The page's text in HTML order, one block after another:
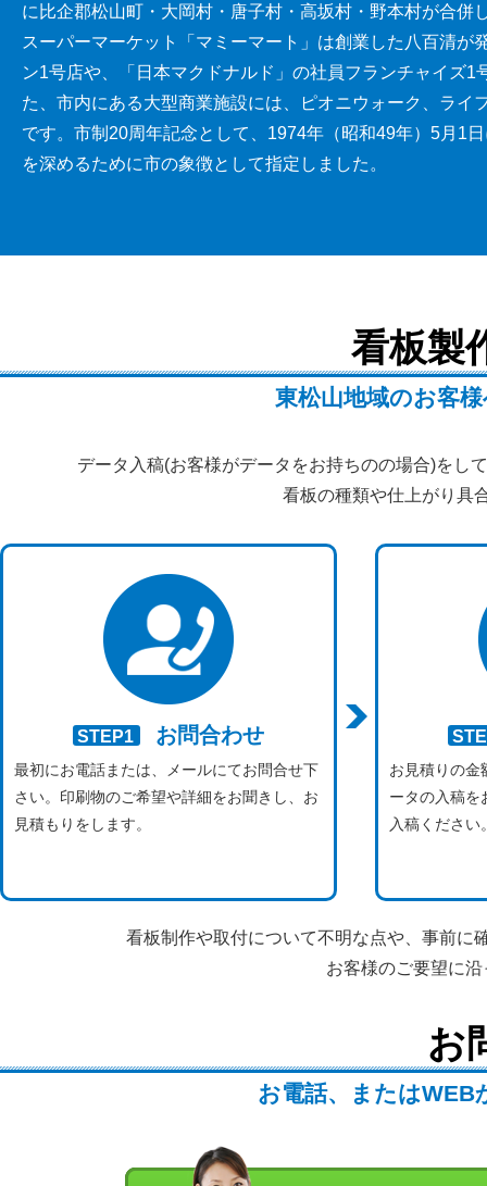
に比企郡松山町・大岡村・唐子村・高坂村・野本村が合
スーパーマーケット「マミーマート」は創業した八百清
ン1号店や、「日本マクドナルド」の社員フランチャイズ
た、市内にある大型商業施設には、ピオニウォーク、ラ
です。市制20周年記念として、1974年（昭和49年）5月1
を深めるために市の象徴として指定しました。
看板製
東松山地域のお客
データ入稿(お客様がデータをお持ちのの場合)をし
看板の種類や仕上がり具
STEP1 お問合わせ
最初にお電話または、メールにてお問合せ下
さい。印刷物のご希望や詳細をお聞きし、お
見積もりをします。
お見積りの金
ータの入稿を
入稿ください
看板制作や取付について不明な点や、事前に
お客様のご要望に
お
お電話、またはWEB